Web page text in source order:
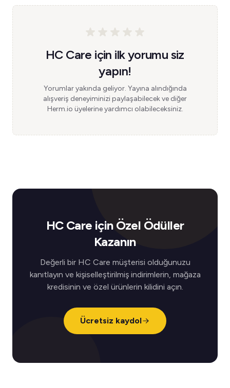
HC Care için ilk yorumu siz
yapın!
Yorumlar yakında geliyor. Yayına alındığında
alışveriş deneyiminizi paylaşabilecek ve diğer
Herm.io üyelerine yardımcı olabileceksiniz.
HC Care için Özel Ödüller
Kazanın
Değerli bir HC Care müşterisi olduğunuzu
kanıtlayın ve kişiselleştirilmiş indirimlerin, mağaza
kredisinin ve özel ürünlerin kilidini açın.
Ücretsiz kaydol